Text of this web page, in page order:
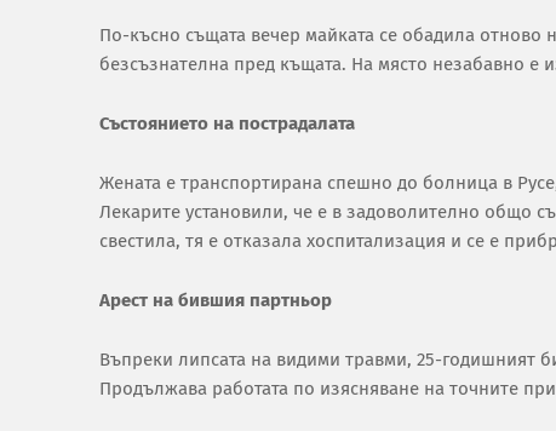
По-късно същата вечер майката се обадила
безсъзнателна пред къщата. На място незабавно е
Състоянието на пострадалата
Жената е транспортирана спешно до болница в
Лекарите установили, че е в задоволително общо
свестила, тя е отказала хоспитализация и се е
Арест на бившия партньор
Въпреки липсата на видими травми, 25-годишният
Продължава работата по изясняване на точните